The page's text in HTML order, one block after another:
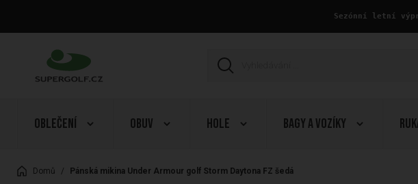
Sezónní letní
Oblečení Obuv Hole Bagy a Vozíky
Domů / Pánská mikina Under Armour golf Storm Daytona FZ šedá